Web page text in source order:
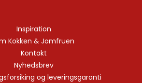
Inspiration
Kokken & Jomfruen
Kontakt
Nyhedsbrev
og leveringsgaranti